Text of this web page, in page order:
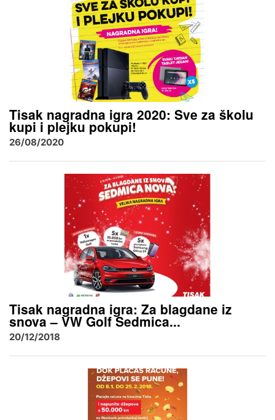
Tisak nagradna igra 2020: Sve za školu
kupi i plejku pokupi!
26/08/2020
Tisak nagradna igra: Za blagdane iz
snova – VW Golf Sedmica...
20/12/2018